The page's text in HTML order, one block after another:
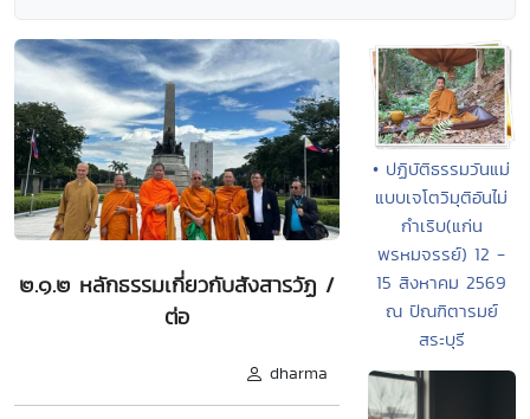
๒.๑.๒ หลักธรรมเกี่ยวกับสังสารวัฏ /
ต่อ
dharma
• ปฏิบัติธรรมวันแม่
แบบเจโตวิมุติอันไม่
กำเริบ(แก่น
พรหมจรรย์) 12 -
15 สิงหาคม 2569
ณ ปัณฑิตารมย์
สระบุรี